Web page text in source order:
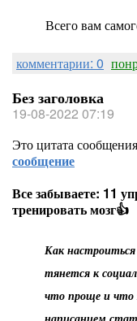
Всего вам
комментарии: 0
Без заголовка
19-08-2022 07:19
Это цитата сообщения
сообщение
Все забываете: 11
тренировать мозг👍
Как
тянется к
что проще и